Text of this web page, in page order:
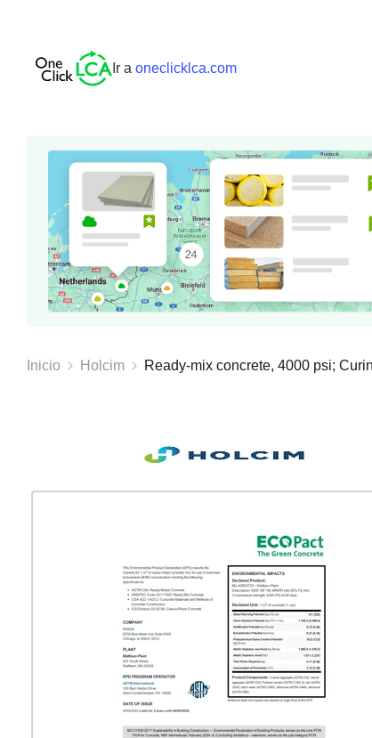
Ir a oneclicklca.com
Inicio Holcim Ready-mix concrete, 4000 psi;